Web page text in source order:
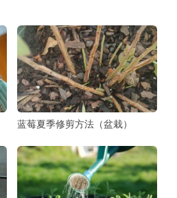
蓝莓夏季修剪方法（盆栽）